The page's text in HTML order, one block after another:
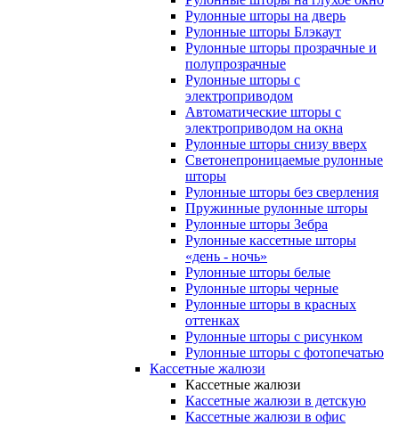
Рулонные шторы на дверь
Рулонные шторы Блэкаут
Рулонные шторы прозрачные и
полупрозрачные
Рулонные шторы с
электроприводом
Автоматические шторы с
электроприводом на окна
Рулонные шторы снизу вверх
Светонепроницаемые рулонные
шторы
Рулонные шторы без сверления
Пружинные рулонные шторы
Рулонные шторы Зебра
Рулонные кассетные шторы
«день - ночь»
Рулонные шторы белые
Рулонные шторы черные
Рулонные шторы в красных
оттенках
Рулонные шторы с рисунком
Рулонные шторы с фотопечатью
Кассетные жалюзи
Кассетные жалюзи
Кассетные жалюзи в детскую
Кассетные жалюзи в офис